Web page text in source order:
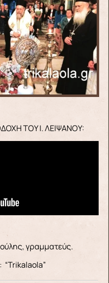
ΤΟΥ Ι. ΛΕΙΨΑΝΟΥ:
γραμματεύς.